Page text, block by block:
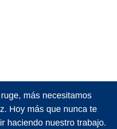
más necesitamos
Hoy más que nunca te
haciendo nuestro trabajo.